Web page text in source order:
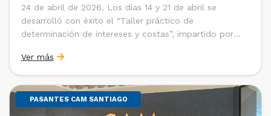
24 de abril de 2026. Los días 14 y 21 de abril se
desarrolló con éxito el “Taller práctico de
determinación de intereses y costas”, impartido por
Universidad Católica de Chile y Magíster en Economía
de la Universidad de Chicago) y María Luisa Petitpas
[…]
Ver más
PASANTES CAM SANTIAGO